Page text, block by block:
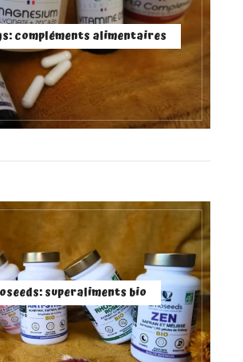
compléments alimentaires
superaliments bio